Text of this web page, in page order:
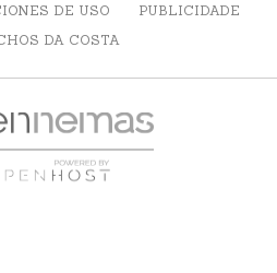
DE USO
PUBLICIDADE
DA COSTA